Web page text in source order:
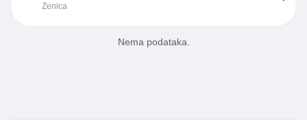
Nema podataka.